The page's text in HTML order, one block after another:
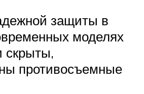
защиты в
моделях
скрыты,
противосъемные